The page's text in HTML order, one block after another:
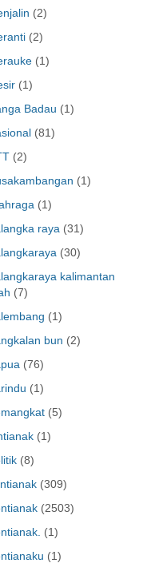
(2)
(2)
(1)
(1)
Badau (1)
(81)
(2)
(1)
(1)
raya (31)
(30)
kalimantan
(7)
(1)
bun (2)
(76)
(1)
(5)
(1)
(8)
(309)
(2503)
(1)
(1)